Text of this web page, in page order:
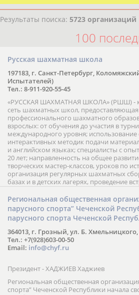
Результаты поиска: 5723 организаций
100
Русская шахматная школа
197183, г. Санкт-Петербург,
Испытателей)
Тел.: 8-911-920-55-45
«РУССКАЯ ШАХМАТНАЯ ШКОЛА» (РШШ) -
сеть шахматных школ,
профессионального шахматного
взрослых: от обучения до участия в
международного уровня;
интерактивных методик подачи
и английском языках; специалисты с
20 лет; направленность на общее
творческих мастер-классов, уроков по
организация регулярных шахматных
базах и в детских лагерях, проведение
шахматистами; корпоративное
форме вебинаров и индивидуальных
российских и международных тренеров,
онлайн трансляция мероприятий и
Региональная общественная
парусного спорта” Чеченской
парусного спорта Чеченской
364013, г. Грозный, ул. Б. Хмельницкого,
Тел.: +7(928)603-00-50
Email: info@chyf.ru
Президент - ХАДЖИЕВ Хаджиев
Региональная общественная
спорта” Чеченской Республики начала